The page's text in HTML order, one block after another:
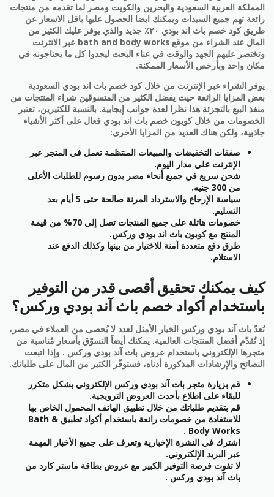
المملكة العربية السعودية والبحرين والكويت ومصر لما تقدمه من منتجات
رائعة تهم جميع السيدات ويمكنك ايضا الحصول عليها باقل الاسعار عن
طريق كود خصم باث اند بودي ٢٠٪ جديد والذي يوفر عليك الكثير من
المال عند الشراء من موقع bath and body works عبر الانترنت
وتختصر عليهم الجهد والوقت في عناء البحث ليجدوا كل ما يحتاجونه في
مكان واحد وبأرخص الأسعار الممكنة.
يوفر الشراء عبر الإنترنت من خلال كود خصم باث اند بودي السعودية
بعض المزايا الرائعة حيث يفضل الكثير من المتسوقين شراء المنتجات من
منفذ البيع بالتجزئة هذا نظرا لعدة جوانب إيجابية. بالنسبة للكثيرين، تعتبر
الخصومات من خلال كوبون خصم باث اند بودي فعال على أكثر الأشياء
جاذبية، ولكن هناك العديد من المزايا الأخرى:
صفقات التخفيضات والمبيعات المنتظمة تعمل في المتجر عبر
الإنترنت علي مدار اليوم.
شحن سريع في جميع أنحاء مصر بدون رسوم للطلبات الأعلى
من 300 جنيه.
سياسة الإرجاع والاسترداد المرنة صالحة حتى 5 أيام بعد
التسليم.
خصومات هائلة على جميع المنتجات تصل إلي 70% من قيمة
المنتج مع كوبون باث اند بودي وركس.
طرق دفع متعددة آمنة للاختيار من بينها وكذلك الدفع عند
الاستلام.
كيف يمكنك تحقيق أقصى قدر من التوفير
باستخدام أكواد خصم باث آند بودي وركس؟
تُعدّ باث آند بودي وركس الخيار الأمثل لعدد لا يُحصى من العملاء في مصر،
إذ تُقدّم أفضل المنتجات العالمية. يمكنك أيضاً التسوّق بأسعار مُناسبة من
متجرها الإلكتروني باستخدام عروض باث آند بودي وركس . وإذا اتبعت
النصائح والإرشادات المذكورة أدناه، فستوفّر الكثير من المال على طلباتك.
قم بزيارة متجر باث آند بودي وركس الإلكتروني بشكل متكرر
للبقاء على اطلاع بأحدث العروض الترويجية.
قم بتقديم طلباتك من خلال تطبيق الهاتف المحمول الخاص بها
للاستفادة من خصومات رائعة باستخدام أكواد تطبيق Bath &
Body Works .
اشترك في النشرة الإخبارية وتعرف على جميع الأخبار المهمة
عبر البريد الإلكتروني.
لا تفوت فرصة التوفير الكبير مع عروض بطاقة ماستر كارد من
باث آند بودي وركس .